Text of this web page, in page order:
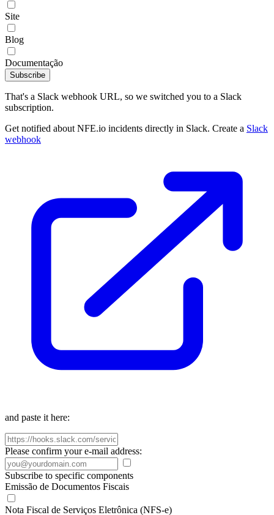
Site
Blog
Documentação
Subscribe
That's a Slack webhook URL, so we switched you to a Slack
subscription.
Get notified about NFE.io incidents directly in Slack. Create a Slack
webhook
and paste it here:
Please confirm your e-mail address:
Subscribe to specific components
Emissão de Documentos Fiscais
Nota Fiscal de Serviços Eletrônica (NFS-e)